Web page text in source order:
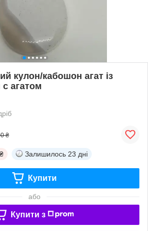
кулон/кабошон агат із
агатом
₴
Залишилось 23 дні
Купити
або
Купити з